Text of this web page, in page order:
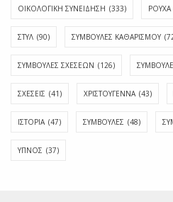
ΟΙΚΟΛΟΓΙΚΗ ΣΥΝΕΙΔΗΣΗ (333) ΡΟΥΧΑ
ΣΤΥΛ (90) ΣΥΜΒΟΥΛΕΣ ΚΑΘΑΡΙΣΜΟΥ
ΣΥΜΒΟΥΛΕΣ ΣΧΕΣΕΩΝ (126)
ΣΧΕΣΕΙΣ (41) ΧΡΙΣΤΟΥΓΕΝΝΑ (43)
ΙΣΤΟΡΊΑ (47) ΣΥΜΒΟΥΛΈΣ (48)
ΎΠΝΟΣ (37)